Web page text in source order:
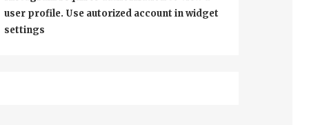
user profile. Use autorized account in widget
settings